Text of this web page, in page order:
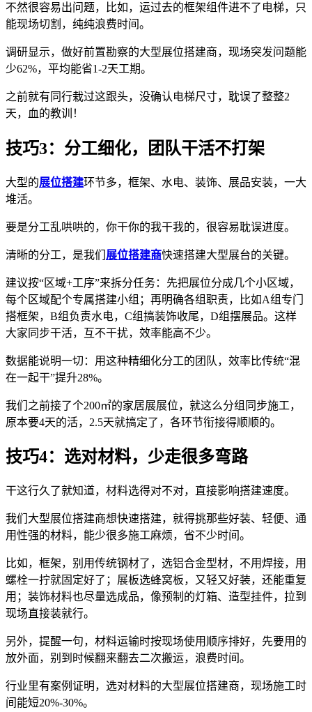
不然很容易出问题，比如，运过去的框架组件进不了电梯，只
能现场切割，纯纯浪费时间。
调研显示，做好前置勘察的大型展位搭建商，现场突发问题能
少62%，平均能省1-2天工期。
之前就有同行栽过这跟头，没确认电梯尺寸，耽误了整整2
天，血的教训！
技巧3：分工细化，团队干活不打架
大型的展位搭建环节多，框架、水电、装饰、展品安装，一大
堆活。
要是分工乱哄哄的，你干你的我干我的，很容易耽误进度。
清晰的分工，是我们 展位搭建商快速搭建大型展台的关键。
建议按“区域+工序”来拆分任务：先把展位分成几个小区域，
每个区域配个专属搭建小组；再明确各组职责，比如A组专门
搭框架，B组负责水电，C组搞装饰收尾，D组摆展品。这样
大家同步干活，互不干扰，效率能高不少。
数据能说明一切：用这种精细化分工的团队，效率比传统“混
在一起干”提升28%。
我们之前接了个200㎡的家居展展位，就这么分组同步施工，
原本要4天的活，2.5天就搞定了，各环节衔接得顺顺的。
技巧4：选对材料，少走很多弯路
干这行久了就知道，材料选得对不对，直接影响搭建速度。
我们大型展位搭建商想快速搭建，就得挑那些好装、轻便、通
用性强的材料，能少很多施工麻烦，省不少时间。
比如，框架，别用传统钢材了，选铝合金型材，不用焊接，用
螺栓一拧就固定好了；展板选蜂窝板，又轻又好装，还能重复
用；装饰材料也尽量选成品，像预制的灯箱、造型挂件，拉到
现场直接装就行。
另外，提醒一句，材料运输时按现场使用顺序排好，先要用的
放外面，别到时候翻来翻去二次搬运，浪费时间。
行业里有案例证明，选对材料的大型展位搭建商，现场施工时
间能短20%-30%。